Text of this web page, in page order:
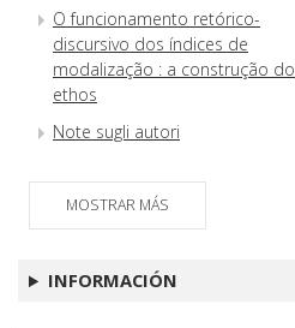
O funcionamento retórico-
discursivo dos índices de
modalização : a construção do
ethos
Note sugli autori
MOSTRAR MÁS
INFORMACIÓN